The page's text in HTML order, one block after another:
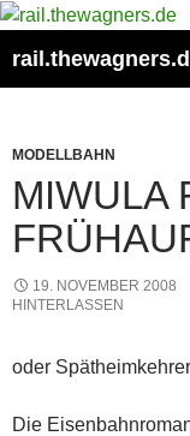
Zum
springen
MODELLBAHN
MIWULA
19. NOVEMBER 2008
HINTERLASSEN
oder
Die